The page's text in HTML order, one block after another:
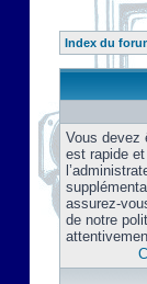
Index du
Vous devez
est rapide
assurez-
de notre